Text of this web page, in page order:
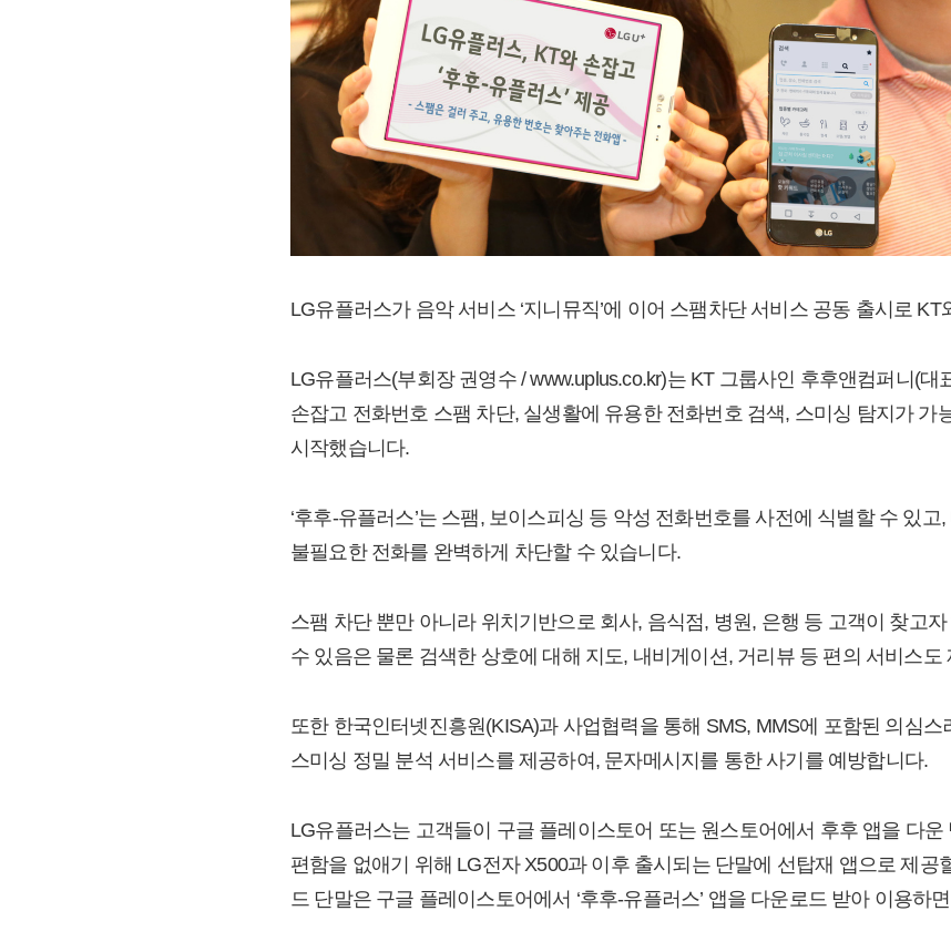
LG유플러스가 음악 서비스 ‘지니뮤직’에 이어 스팸차단 서비스 공동 출시로
LG유플러스(부회장 권영수 / www.uplus.co.kr)는 KT 그룹사인 후후앤컴퍼니(대
손잡고 전화번호 스팸 차단, 실생활에 유용한 전화번호 검색, 스미싱 탐지가 가
시작했습니다.
‘후후-유플러스’는 스팸, 보이스피싱 등 악성 전화번호를 사전에 식별할 수 있
불필요한 전화를 완벽하게 차단할 수 있습니다.
스팸 차단 뿐만 아니라 위치기반으로 회사, 음식점, 병원, 은행 등 고객이 찾고
수 있음은 물론 검색한 상호에 대해 지도, 내비게이션, 거리뷰 등 편의 서비스도
또한 한국인터넷진흥원(KISA)과 사업협력을 통해 SMS, MMS에 포함된 의심
스미싱 정밀 분석 서비스를 제공하여, 문자메시지를 통한 사기를 예방합니다.
LG유플러스는 고객들이 구글 플레이스토어 또는 원스토어에서 후후 앱을 다
편함을 없애기 위해 LG전자 X500과 이후 출시되는 단말에 선탑재 앱으로 제공
드 단말은 구글 플레이스토어에서 ‘후후-유플러스’ 앱을 다운로드 받아 이용하